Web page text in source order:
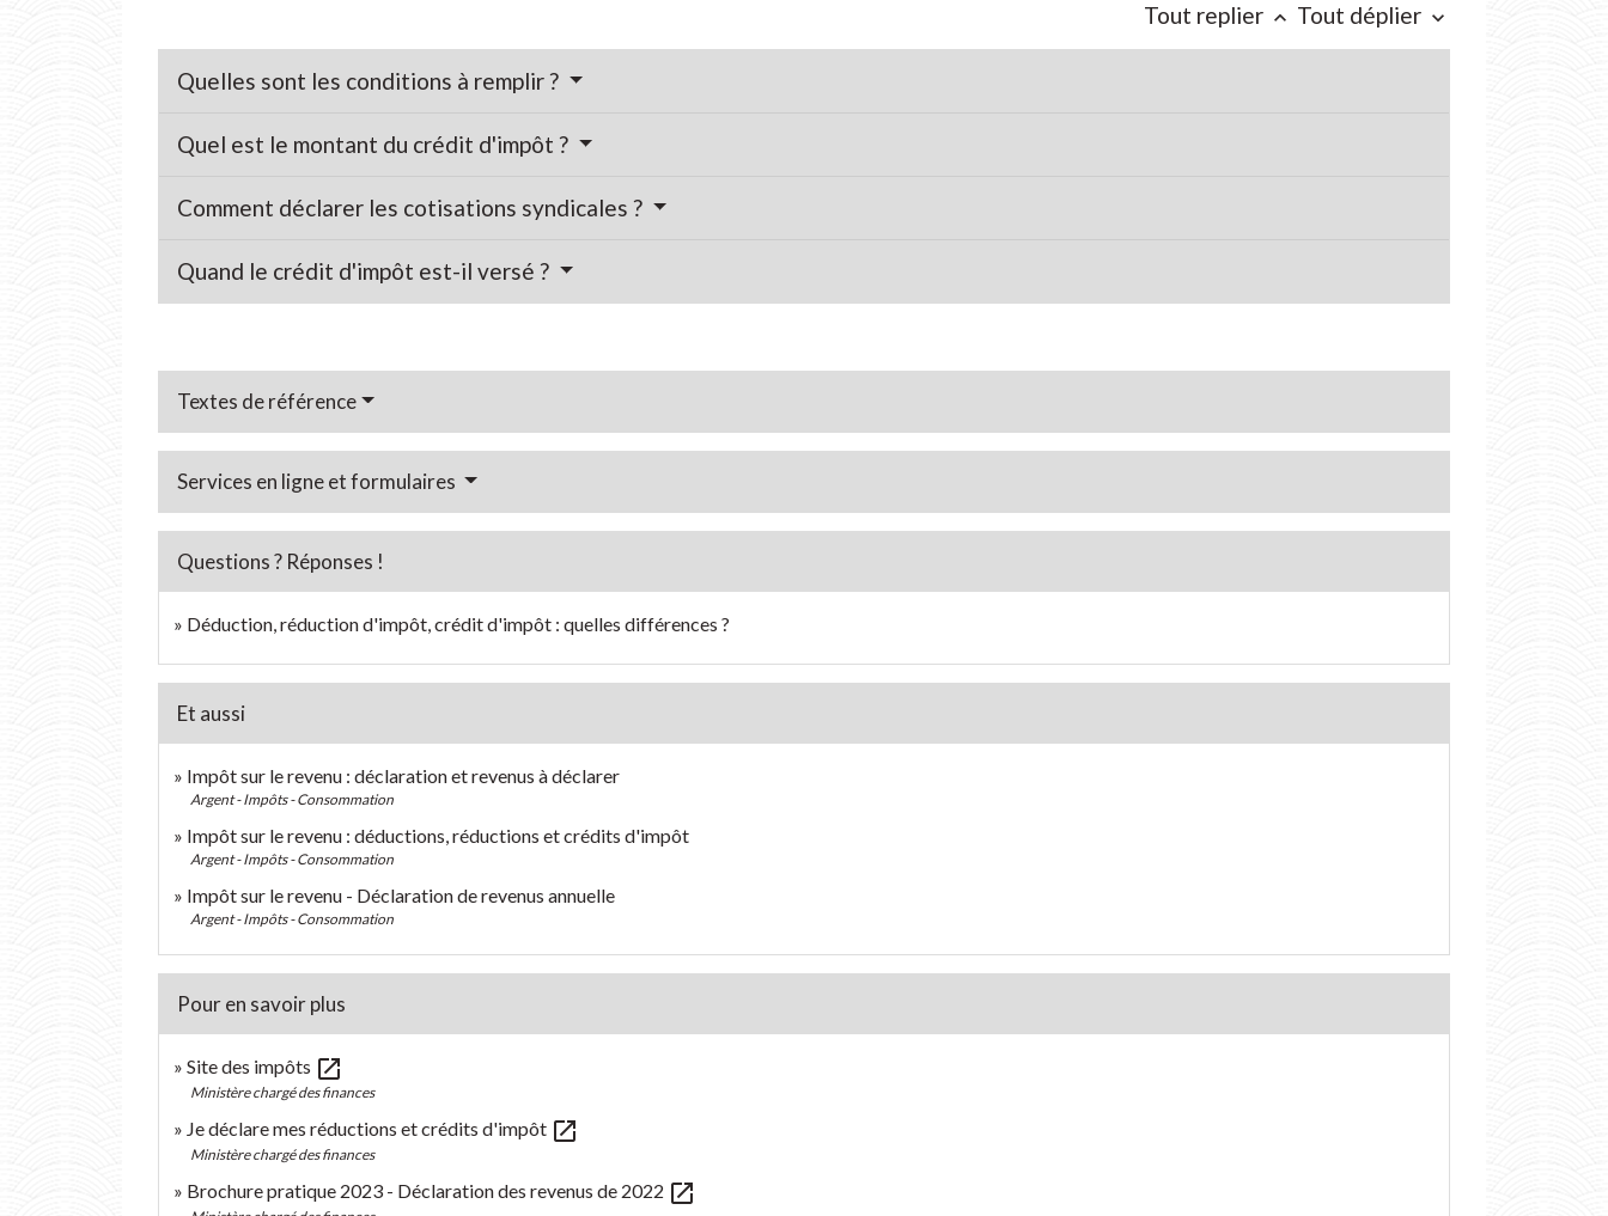
Tout replier keyboard_arrow_up Tout déplier keyboard_arrow_down
Quelles sont les conditions à remplir ?
Quel est le montant du crédit d'impôt ?
Comment déclarer les cotisations syndicales ?
Quand le crédit d'impôt est-il versé ?
Textes de référence
Services en ligne et formulaires
Questions ? Réponses !
Déduction, réduction d'impôt, crédit d'impôt : quelles différences ?
Et aussi
Impôt sur le revenu : déclaration et revenus à déclarer
Argent - Impôts - Consommation
Impôt sur le revenu : déductions, réductions et crédits d'impôt
Argent - Impôts - Consommation
Impôt sur le revenu - Déclaration de revenus annuelle
Argent - Impôts - Consommation
Pour en savoir plus
Site des impôts open_in_new
Ministère chargé des finances
Je déclare mes réductions et crédits d'impôt open_in_new
Ministère chargé des finances
Brochure pratique 2023 - Déclaration des revenus de 2022 open_in_new